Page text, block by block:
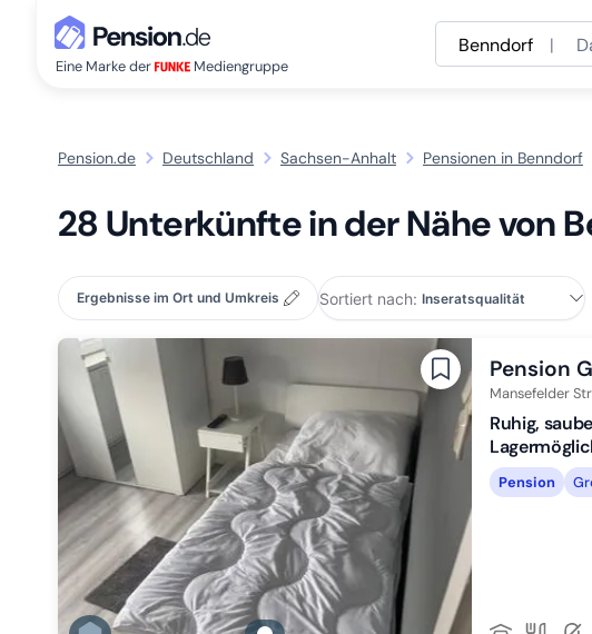
Eine Marke der Mediengruppe
Benndorf |
Pension.de Deutschland Sachsen-Anhalt Pensionen in Benndorf
28 Unterkünfte in der Nähe von
Ergebnisse im Ort und Umkreis Sortiert nach:
Pension
Mansefelder
Ruhig,
Pension